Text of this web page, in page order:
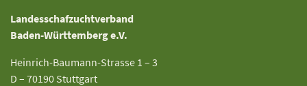
Landesschafzuchtverband
Baden-Württemberg e.V.
Heinrich-Baumann-Strasse 1 – 3
D – 70190 Stuttgart